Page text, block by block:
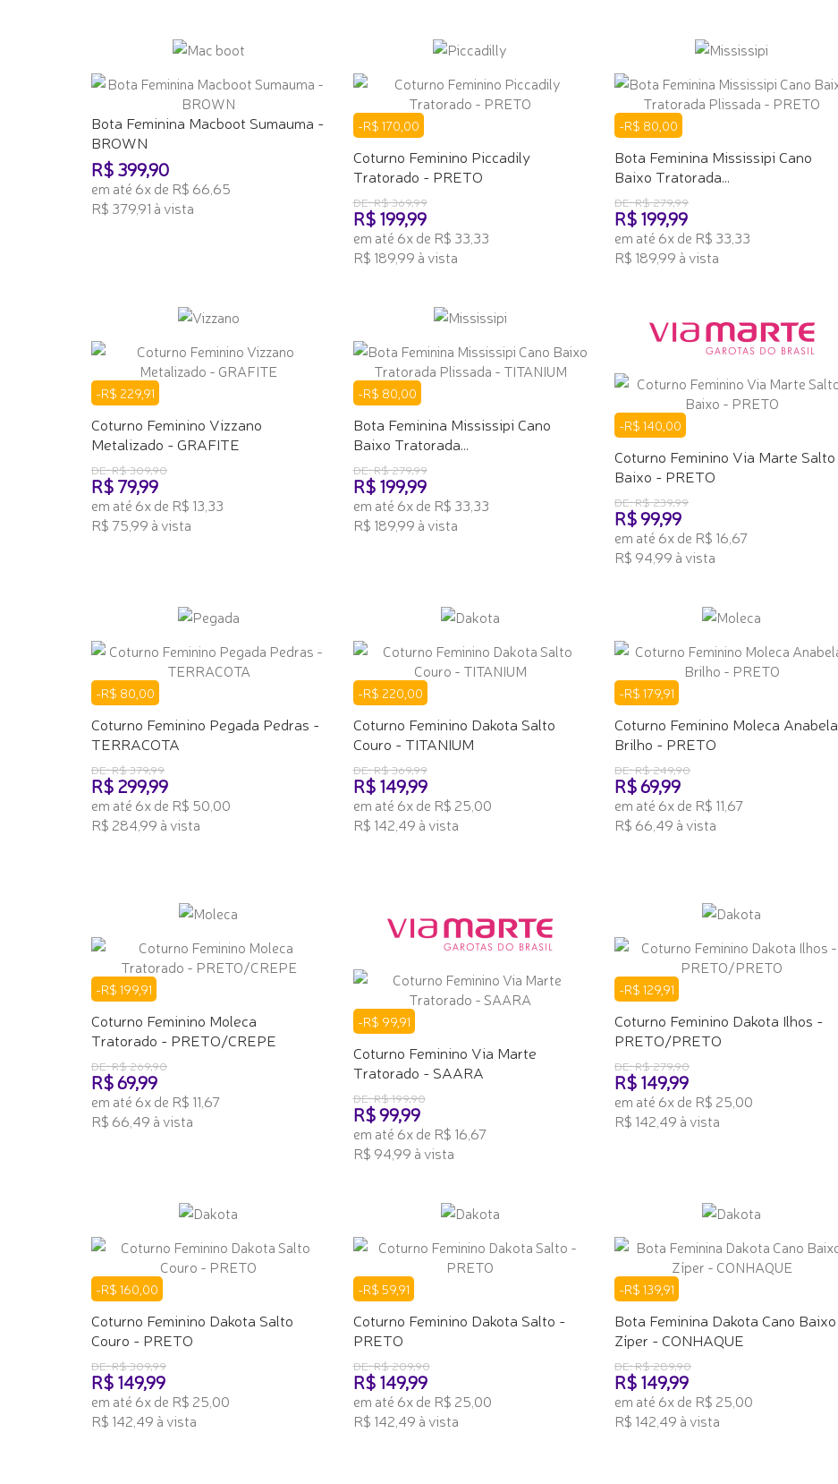
Bota Feminina Macboot Sumauma -
BROWN
R$ 399,90
em até 6x de R$ 66,65
R$ 379,91 à vista
-R$ 170,00
Coturno Feminino Piccadily
Tratorado - PRETO
DE: R$ 369,99
R$ 199,99
em até 6x de R$ 33,33
R$ 189,99 à vista
-R$ 80,00
Bota Feminina Mississipi Cano
Baixo Tratorada...
DE: R$ 279,99
R$ 199,99
em até 6x de R$ 33,33
R$ 189,99 à vista
-R$ 229,91
Coturno Feminino Vizzano
Metalizado - GRAFITE
DE: R$ 309,90
R$ 79,99
em até 6x de R$ 13,33
R$ 75,99 à vista
-R$ 80,00
Bota Feminina Mississipi Cano
Baixo Tratorada...
DE: R$ 279,99
R$ 199,99
em até 6x de R$ 33,33
R$ 189,99 à vista
-R$ 140,00
Coturno Feminino Via Marte Salto
Baixo - PRETO
DE: R$ 239,99
R$ 99,99
em até 6x de R$ 16,67
R$ 94,99 à vista
-R$ 80,00
Coturno Feminino Pegada Pedras -
TERRACOTA
DE: R$ 379,99
R$ 299,99
em até 6x de R$ 50,00
R$ 284,99 à vista
-R$ 220,00
Coturno Feminino Dakota Salto
Couro - TITANIUM
DE: R$ 369,99
R$ 149,99
em até 6x de R$ 25,00
R$ 142,49 à vista
-R$ 179,91
Coturno Feminino Moleca Anabela
Brilho - PRETO
DE: R$ 249,90
R$ 69,99
em até 6x de R$ 11,67
R$ 66,49 à vista
-R$ 199,91
Coturno Feminino Moleca
Tratorado - PRETO/CREPE
DE: R$ 269,90
R$ 69,99
em até 6x de R$ 11,67
R$ 66,49 à vista
-R$ 99,91
Coturno Feminino Via Marte
Tratorado - SAARA
DE: R$ 199,90
R$ 99,99
em até 6x de R$ 16,67
R$ 94,99 à vista
-R$ 129,91
Coturno Feminino Dakota Ilhos -
PRETO/PRETO
DE: R$ 279,90
R$ 149,99
em até 6x de R$ 25,00
R$ 142,49 à vista
-R$ 160,00
Coturno Feminino Dakota Salto
Couro - PRETO
DE: R$ 309,99
R$ 149,99
em até 6x de R$ 25,00
R$ 142,49 à vista
-R$ 59,91
Coturno Feminino Dakota Salto -
PRETO
DE: R$ 209,90
R$ 149,99
em até 6x de R$ 25,00
R$ 142,49 à vista
-R$ 139,91
Bota Feminina Dakota Cano Baixo
Zíper - CONHAQUE
DE: R$ 289,90
R$ 149,99
em até 6x de R$ 25,00
R$ 142,49 à vista